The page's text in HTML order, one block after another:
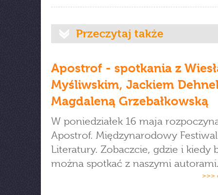
Przeczytaj także
Apostrof - spotkania z
Myśliwskim, Jackiem
Magdaleną Grzebałkowską
W poniedziałek 16 maja
Apostrof. Międzynarodowy Festiwal
Literatury. Zobaczcie, gdzie i kiedy
można spotkać z naszymi
>>>